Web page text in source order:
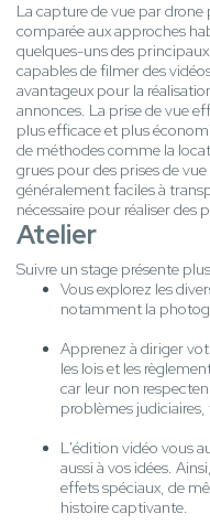
La capture de vue par
comparée aux approches
quelques-uns des
capables de filmer des
avantageux pour la
annonces. La prise de vue
plus efficace et plus
de méthodes comme la
grues pour des prises de
généralement faciles à
nécessaire pour réaliser des
Atelier
Suivre un stage présente
Vous explorez les
notamment la
Apprenez à diriger
les lois et les
car leur non
problèmes
L'édition vidéo vous
aussi à vos idées.
effets spéciaux, de
histoire captivante.